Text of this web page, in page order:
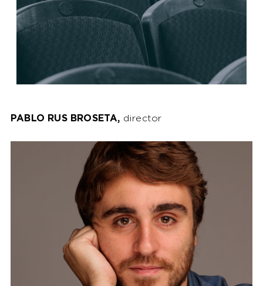
PABLO RUS BROSETA, director